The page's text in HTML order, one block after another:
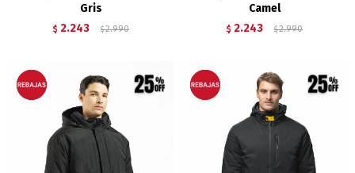
Gris
$ 2.243 $ 2.990
Camel
$ 2.243 $ 2.990